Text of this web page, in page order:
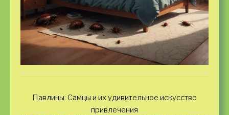
Павлины: Самцы и их удивительное искусство
привлечения